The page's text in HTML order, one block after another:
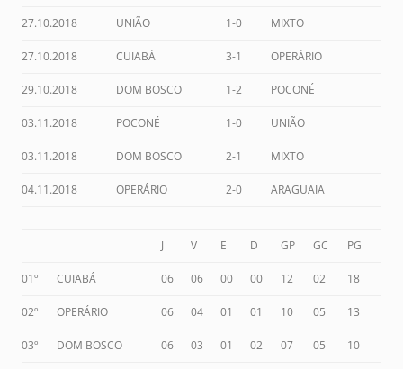
27.10.2018 UNIÃO 1-0 MIXTO
27.10.2018 CUIABÁ 3-1 OPERÁRIO
29.10.2018 DOM BOSCO 1-2 POCONÉ
03.11.2018 POCONÉ 1-0 UNIÃO
03.11.2018 DOM BOSCO 2-1 MIXTO
04.11.2018 OPERÁRIO 2-0 ARAGUAIA
J V E D GP GC PG
01º CUIABÁ 06 06 00 00 12 02 18
02º OPERÁRIO 06 04 01 01 10 05 13
03º DOM BOSCO 06 03 01 02 07 05 10